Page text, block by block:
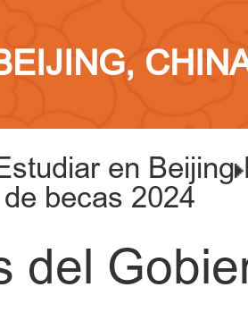
en Beijing
becas 2024
del